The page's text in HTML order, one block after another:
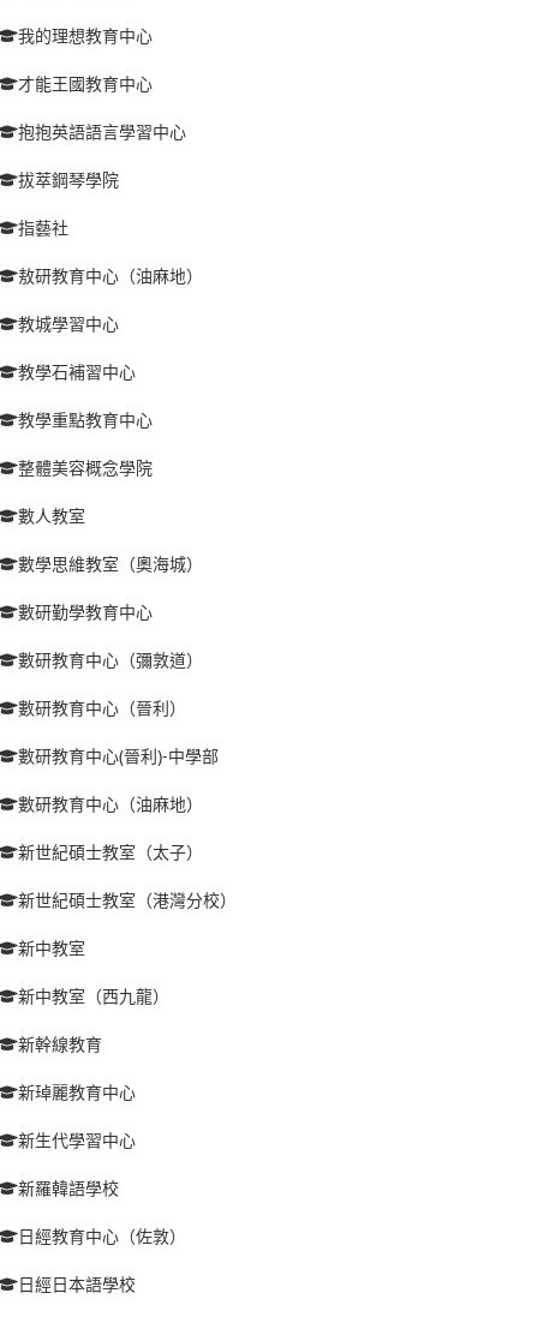
我的理想教育中心
才能王國教育中心
抱抱英語語言學習中心
拔萃鋼琴學院
指藝社
敖研教育中心（油麻地）
教城學習中心
教學石補習中心
教學重點教育中心
整體美容概念學院
數人教室
數學思維教室（奧海城）
數研勤學教育中心
數研教育中心（彌敦道）
數研教育中心（晉利）
數研教育中心(晉利)-中學部
數研教育中心（油麻地）
新世紀碩士教室（太子）
新世紀碩士教室（港灣分校）
新中教室
新中教室（西九龍）
新幹線教育
新琸麗教育中心
新生代學習中心
新羅韓語學校
日經教育中心（佐敦）
日經日本語學校